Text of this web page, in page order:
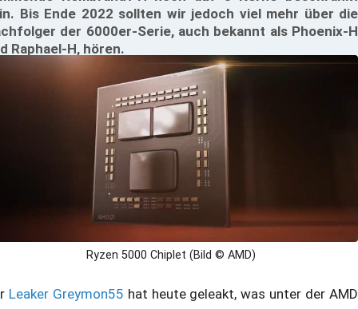
Bis Ende 2022 sollten wir jedoch viel mehr über die
der 6000er-Serie, auch bekannt als Phoenix-H
Raphael-H, hören.
Ryzen 5000 Chiplet (Bild © AMD)
Leaker Greymon55 hat heute geleakt, was unter der AMD